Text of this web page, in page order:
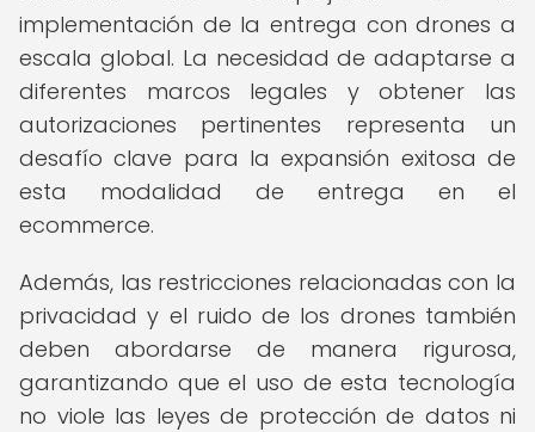
implementación de la entrega con drones a
escala global. La necesidad de adaptarse a
diferentes marcos legales y obtener las
autorizaciones pertinentes representa un
desafío clave para la expansión exitosa de
esta modalidad de entrega en el
ecommerce.
Además, las restricciones relacionadas con la
privacidad y el ruido de los drones también
deben abordarse de manera rigurosa,
garantizando que el uso de esta tecnología
no viole las leyes de protección de datos ni